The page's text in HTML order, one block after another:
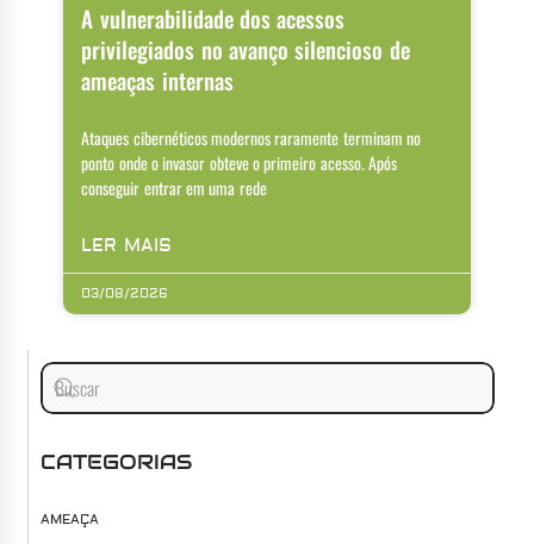
A vulnerabilidade dos acessos
privilegiados no avanço silencioso de
ameaças internas
Ataques cibernéticos modernos raramente terminam no
ponto onde o invasor obteve o primeiro acesso. Após
conseguir entrar em uma rede
LER MAIS
03/08/2026
CATEGORIAS
AMEAÇA